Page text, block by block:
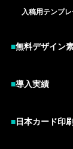
入稿用テンプレ
■無料デザイン
■導入実績
■日本カード印